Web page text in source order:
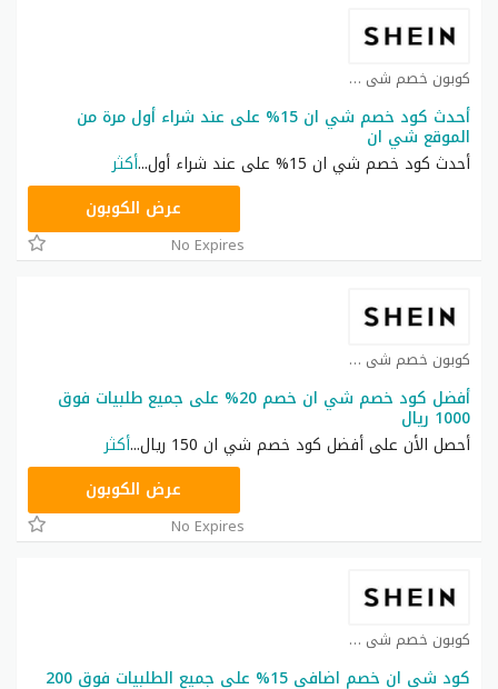
كوبون خصم شي ان كوبون
أحدث كود خصم شي ان 15% على عند شراء أول مرة من
الموقع شي ان
أحدث كود خصم شي ان 15% على عند شراء أول
...أكثر
عرض الكوبون
No Expires
كوبون خصم شي ان كوبون
أفضل كود خصم شي ان خصم 20% على جميع طلبيات فوق
1000 ريال
أحصل الأن على أفضل كود خصم شي ان 150 ريال
...أكثر
عرض الكوبون
No Expires
كوبون خصم شي ان كوبون
كود شي ان خصم اضافي 15% على جميع الطلبيات فوق 200